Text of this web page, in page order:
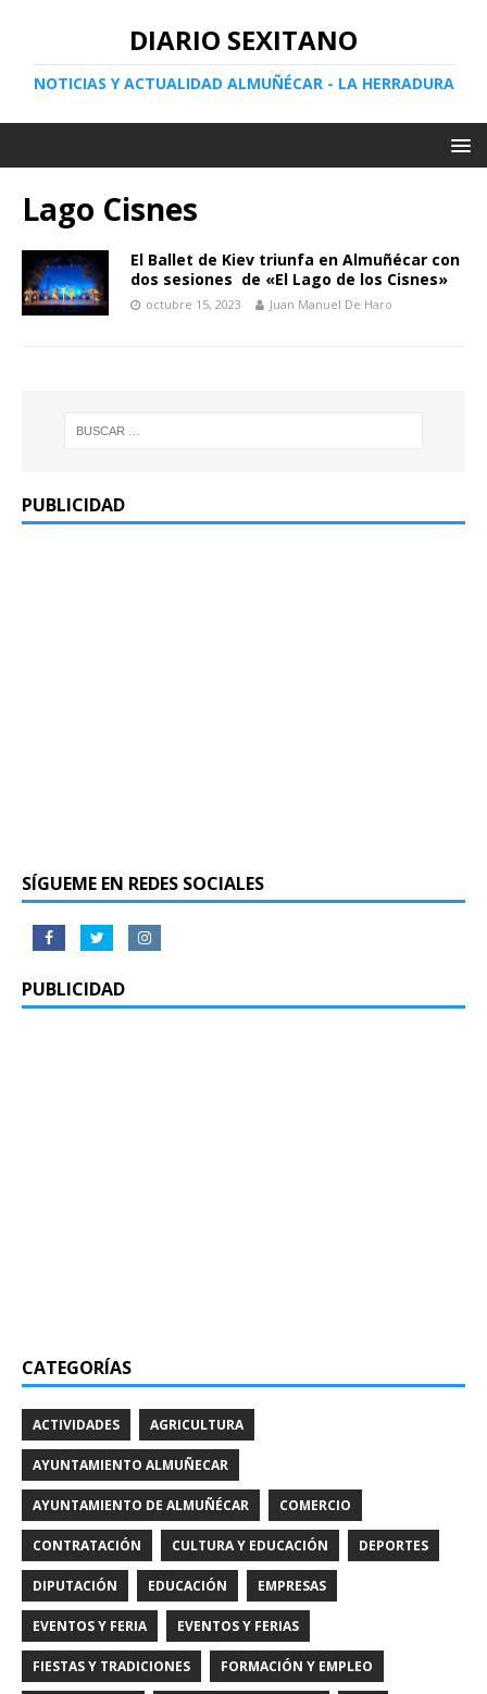
DIARIO SEXITANO
NOTICIAS Y ACTUALIDAD ALMUÑÉCAR - LA HERRADURA
Lago Cisnes
El Ballet de Kiev triunfa en Almuñécar con
dos sesiones de «El Lago de los Cisnes»
octubre 15, 2023 Juan Manuel De Haro
PUBLICIDAD
SÍGUEME EN REDES SOCIALES
PUBLICIDAD
CATEGORÍAS
ACTIVIDADES AGRICULTURA
AYUNTAMIENTO ALMUÑECAR
AYUNTAMIENTO DE ALMUÑÉCAR COMERCIO
CONTRATACIÓN CULTURA Y EDUCACIÓN DEPORTES
DIPUTACIÓN EDUCACIÓN EMPRESAS
EVENTOS Y FERIA EVENTOS Y FERIAS
FIESTAS Y TRADICIONES FORMACIÓN Y EMPLEO